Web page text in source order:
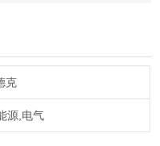
克
源,电气